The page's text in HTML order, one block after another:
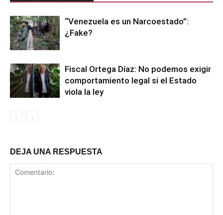
“Venezuela es un Narcoestado”:
¿Fake?
Fiscal Ortega Díaz: No podemos exigir
comportamiento legal si el Estado
viola la ley
DEJA UNA RESPUESTA